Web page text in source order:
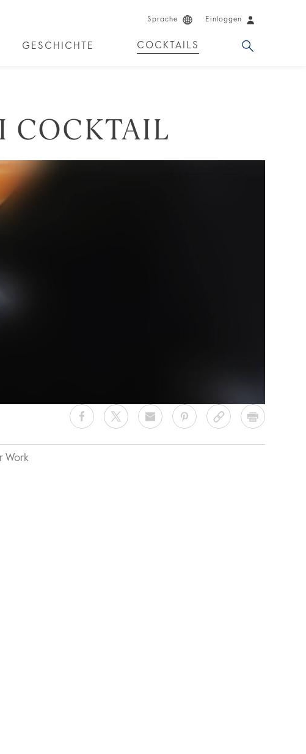
Sprache Einloggen
GESCHICHTE COCKTAILS
COCKTAIL
Work